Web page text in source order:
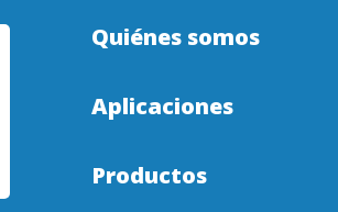
Quiénes somos
Aplicaciones
Productos